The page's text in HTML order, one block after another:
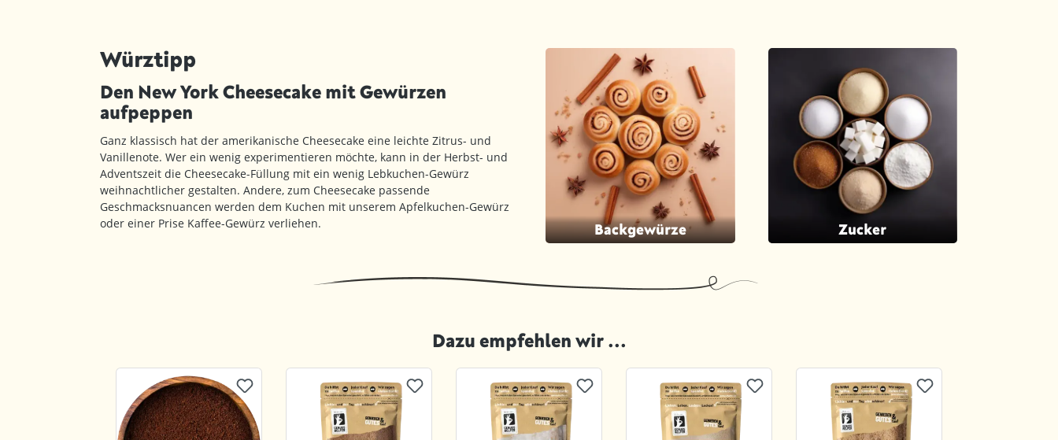
Würztipp
Den New York Cheesecake mit Gewürzen
aufpeppen
Ganz klassisch hat der amerikanische Cheesecake eine leichte Zitrus- und
Vanillenote. Wer ein wenig experimentieren möchte, kann in der Herbst- und
Adventszeit die Cheesecake-Füllung mit ein wenig Lebkuchen-Gewürz
weihnachtlicher gestalten. Andere, zum Cheesecake passende
Geschmacksnuancen werden dem Kuchen mit unserem Apfelkuchen-Gewürz
oder einer Prise Kaffee-Gewürz verliehen.
Backgewürze Zucker
Dazu empfehlen wir ...
Produktgalerie überspringen